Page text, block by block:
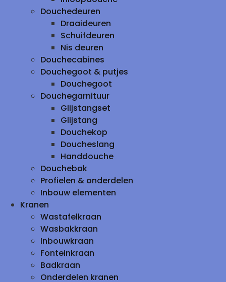
Douchedeuren
Draaideuren
Schuifdeuren
Nis deuren
Douchecabines
Douchegoot & putjes
Douchegoot
Douchegarnituur
Glijstangset
Glijstang
Douchekop
Doucheslang
Handdouche
Douchebak
Profielen & onderdelen
Inbouw elementen
Kranen
Wastafelkraan
Wasbakkraan
Inbouwkraan
Fonteinkraan
Badkraan
Onderdelen kranen